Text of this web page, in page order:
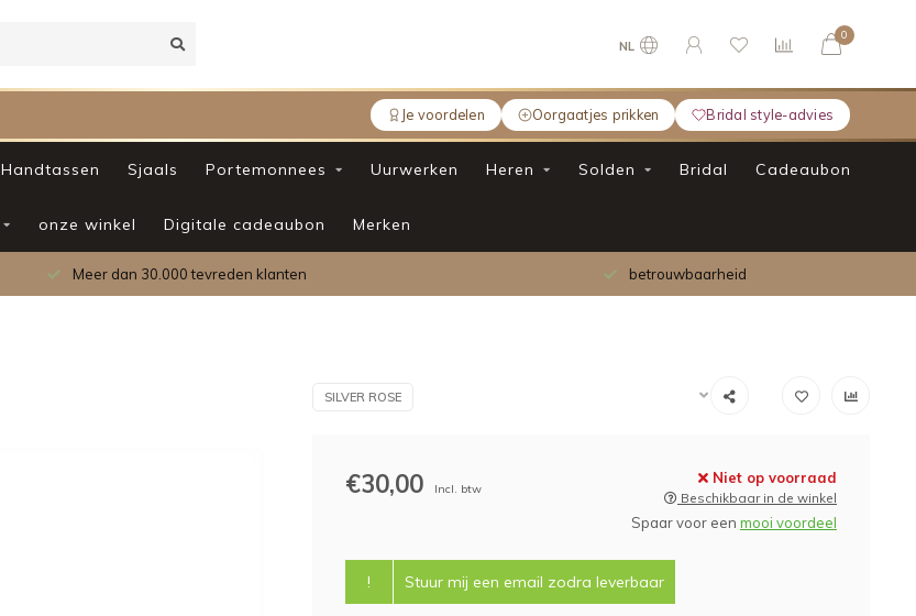
Je voordelen Oorgaatjes prikken Bridal style-advies
NL
0
Handtassen Sjaals Portemonnees Uurwerken Heren Solden Bridal Cadeaubon
onze winkel Digitale cadeaubon Merken
Meer dan 30.000 tevreden klanten betrouwbaarheid
SILVER ROSE
€30,00 Incl. btw
Niet op voorraad
Beschikbaar in de winkel
Spaar voor een mooi voordeel
! Stuur mij een email zodra leverbaar